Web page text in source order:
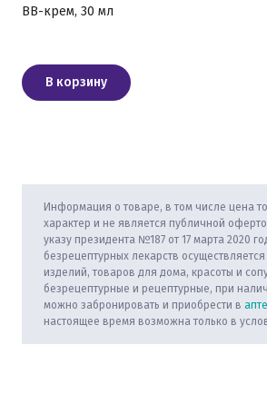
BB-крем, 30 мл
В корзину
Информация о товаре, в том числе цена
характер и не является публичной
указу президента №187 от 17 марта 2020
безрецептурных лекарств
изделий, товаров для дома, красоты и
безрецептурные и рецептурные, при
можно забронировать и приобрести в
настоящее время возможна только в